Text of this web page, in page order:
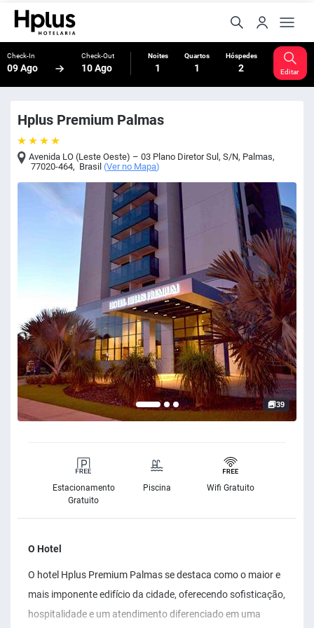
Check-In
09 Ago
Check-Out
10 Ago
Noites
1
Quartos
1
Hóspedes
2 Editar
Hplus Premium Palmas
Avenida LO (Leste Oeste) – 03 Plano Diretor Sul, S/N, Palmas,
77020-464, Brasil (Ver no Mapa)
39
Estacionamento
Gratuito
Piscina Wifi Gratuito
O Hotel
O hotel Hplus Premium Palmas se destaca como o maior e
mais imponente edifício da cidade, oferecendo sofisticação,
hospitalidade e um atendimento diferenciado em uma